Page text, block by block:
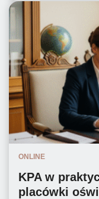
ONLINE
KPA w
placówki